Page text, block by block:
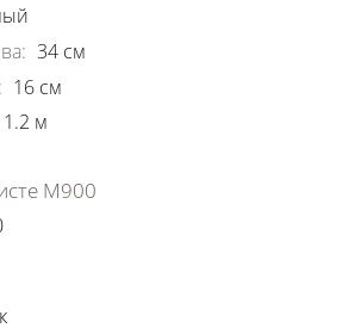
: 34 см
: 16 см
1.2 м
М900